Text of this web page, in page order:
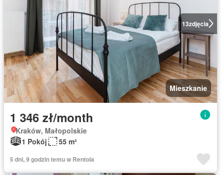
13zdjęcia
Mieszkanie
1 346 zł/month
Kraków, Małopolskie
1 Pokój
55 m²
5 dni, 9 godzin temu w Rentola